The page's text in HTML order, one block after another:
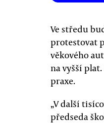
Ve středu
protestovat
věkového
na vyšší
praxe.
„V další
předseda